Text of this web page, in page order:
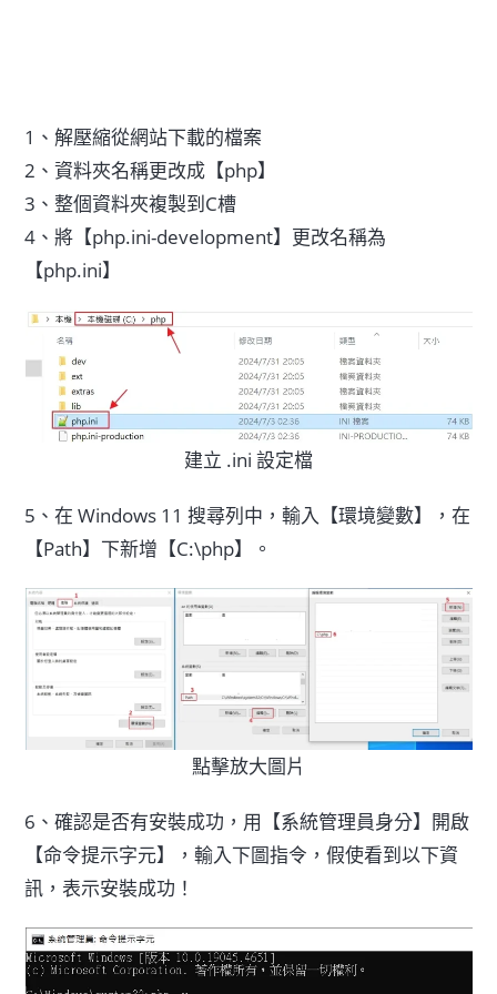
1、解壓縮從網站下載的檔案
2、資料夾名稱更改成【php】
3、整個資料夾複製到C槽
4、將【php.ini-development】更改名稱為
【php.ini】
建立 .ini 設定檔
5、在 Windows 11 搜尋列中，輸入【環境變數】，在
【Path】下新增【C:\php】。
點擊放大圖片
6、確認是否有安裝成功，用【系統管理員身分】開啟
【命令提示字元】，輸入下圖指令，假使看到以下資
訊，表示安裝成功！